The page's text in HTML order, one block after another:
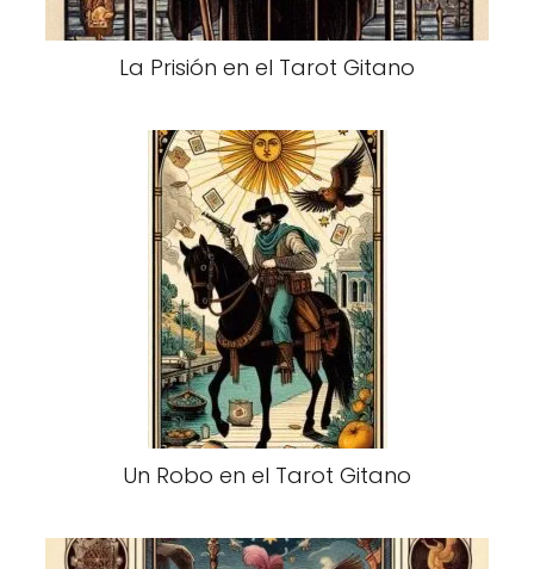
La Prisión en el Tarot Gitano
Un Robo en el Tarot Gitano